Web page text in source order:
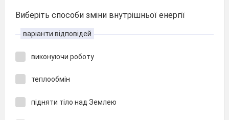
Виберіть способи зміни внутрішньої енергії
варіанти відповідей
виконуючи роботу
теплообмін
підняти тіло над Землею